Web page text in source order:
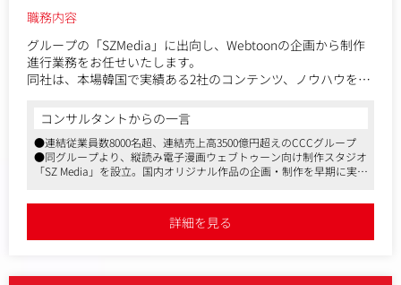
職務内容
グループの「SZMedia」に出向し、Webtoonの企画から制作
進行業務をお任せいたします。
同社は、本場韓国で実績ある2社のコンテンツ、ノウハウを得
今後は日本オリジナル作品の制作も進めていく予定です。
＜具体的には＞
■企画業務
・作品用の原作調達
・作品の方向性およびコンセプト策定、企画書作成等
コンサルタントからの一言
●連結従業員数8000名超、連結売上高3500億円超えのCCCグループ
●同グループより、縦読み電子漫画ウェブトゥーン向け制作スタジオ
「SZ Media」を設立。国内オリジナル作品の企画・制作を早期に実現
詳細を見る